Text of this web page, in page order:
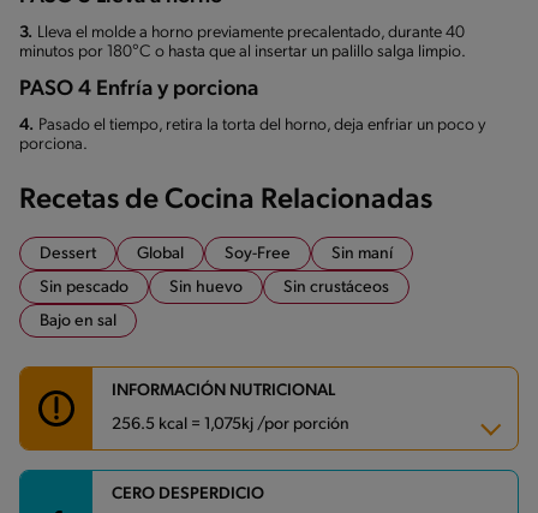
3. Lleva el molde a horno previamente precalentado, durante 40
minutos por 180°C o hasta que al insertar un palillo salga limpio.
PASO 4 Enfría y porciona
4. Pasado el tiempo, retira la torta del horno, deja enfriar un poco y
porciona.
Recetas de Cocina Relacionadas
Dessert Global Soy-Free
Sin maní
Sin pescado
Sin huevo
Sin crustáceos
Bajo en sal
INFORMACIÓN NUTRICIONAL
256.5 kcal = 1,075kj /por porción
Carbohidratos 30.4 g
CERO DESPERDICIO